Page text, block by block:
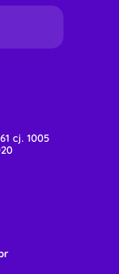
cj. 1005